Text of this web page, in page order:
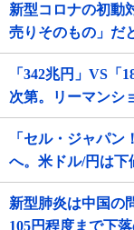
新型コロナの初動
売りそのもの」だ
「342兆円」VS「
次第。リーマンシ
「セル・ジャパ
へ。米ドル/円は下
新型肺炎は中国の
105円程度まで下